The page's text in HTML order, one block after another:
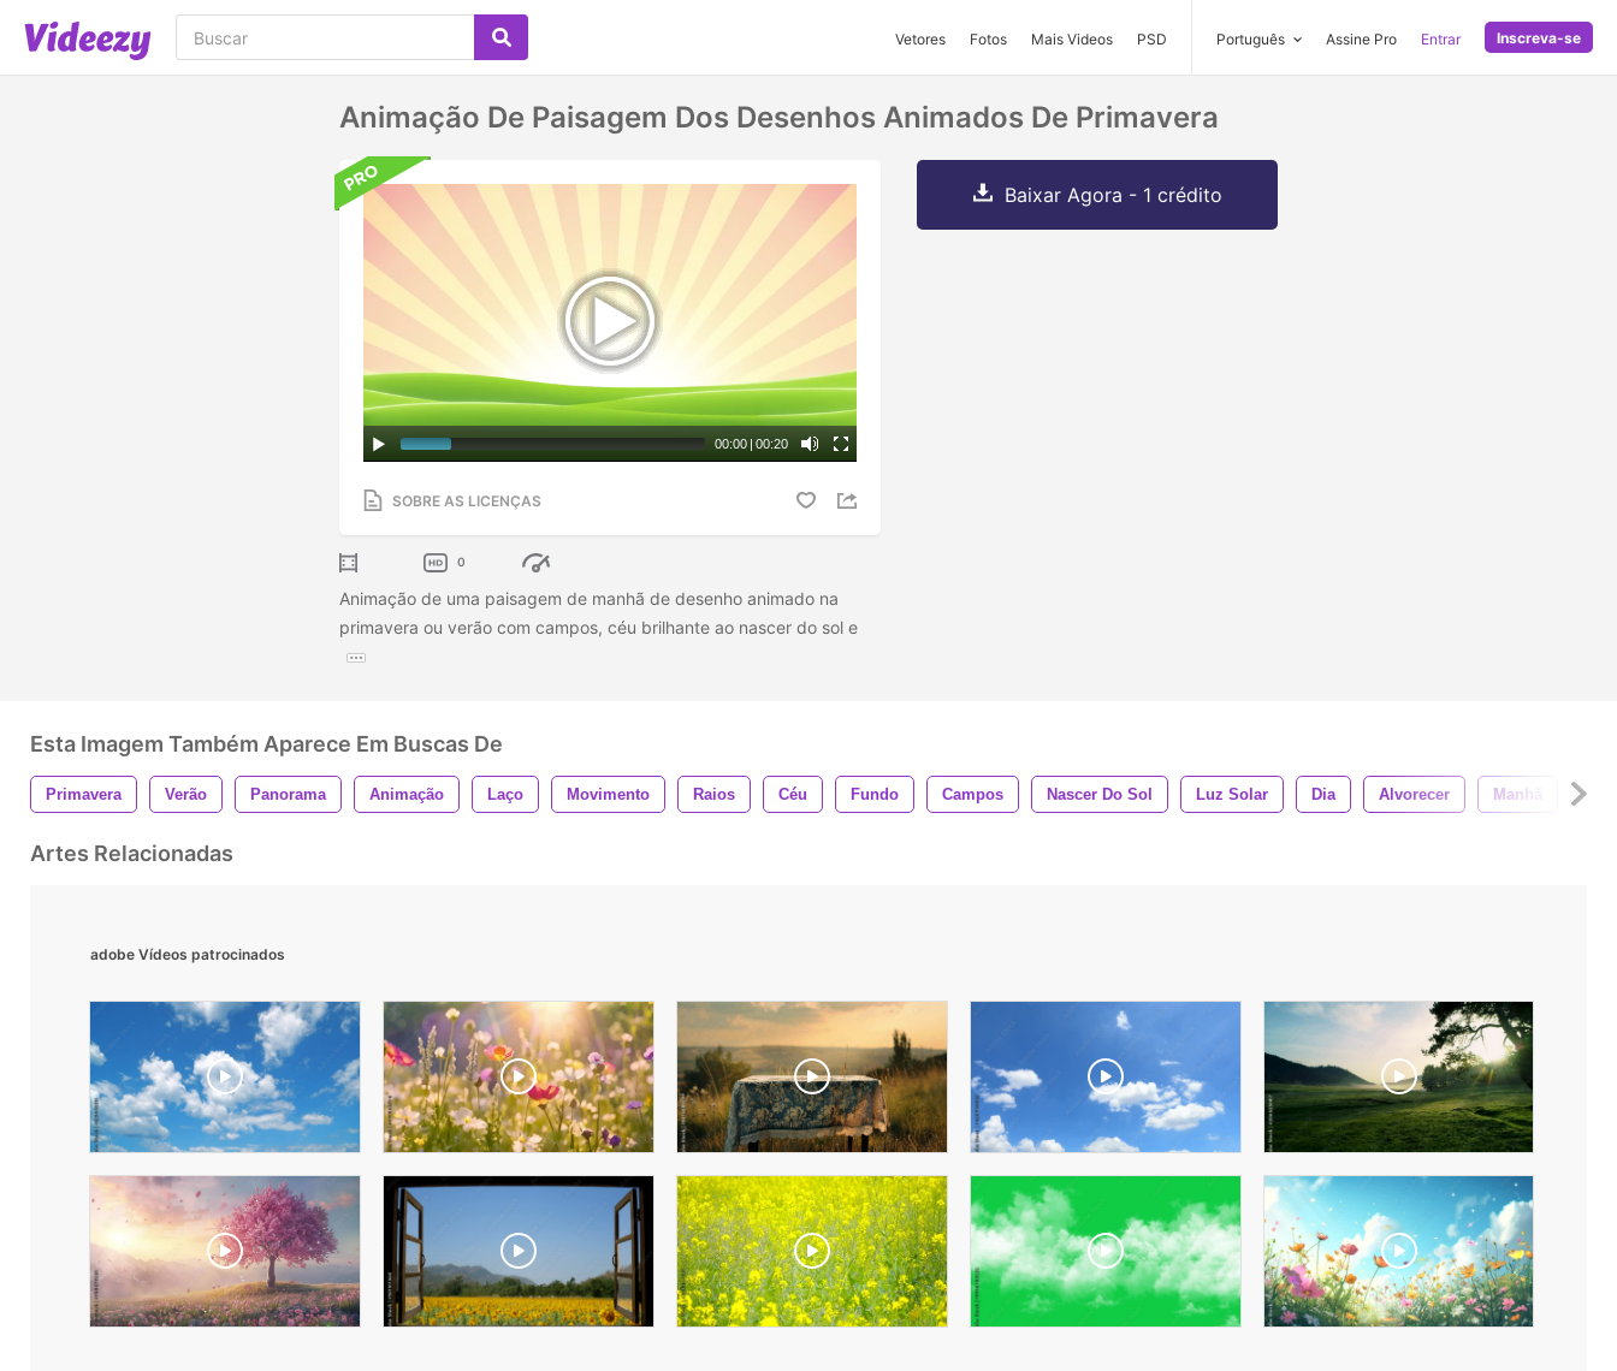
Vetores Fotos Mais Videos PSD Português Assine Pro Entrar Inscreva-se
Animação De Paisagem Dos Desenhos Animados De Primavera
00:00 | 00:20
SOBRE AS LICENÇAS
0
Animação de uma paisagem de manhã de desenho animado na
primavera ou verão com campos, céu brilhante ao nascer do sol e
Baixar Agora - 1 crédito
Esta Imagem Também Aparece Em Buscas De
Primavera Verão Panorama Animação Laço Movimento Raios Céu Fundo Campos Nascer Do Sol Luz Solar Dia Alvorecer Manhã
Artes Relacionadas
adobe Vídeos patrocinados